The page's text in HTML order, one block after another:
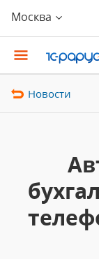
Москва
Новости